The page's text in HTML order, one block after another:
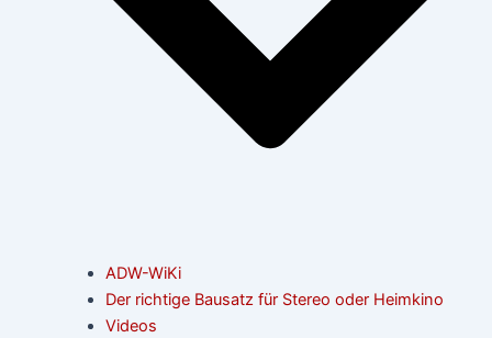
ADW-WiKi
Der richtige Bausatz für Stereo oder Heimkino
Videos